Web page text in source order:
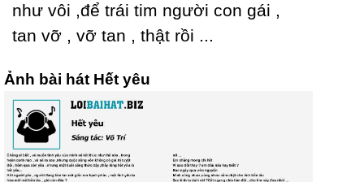
như vôi ,để trái tim người con gái ,
tan vỡ , vỡ tan , thật rồi ...
Ảnh bài hát Hết yêu